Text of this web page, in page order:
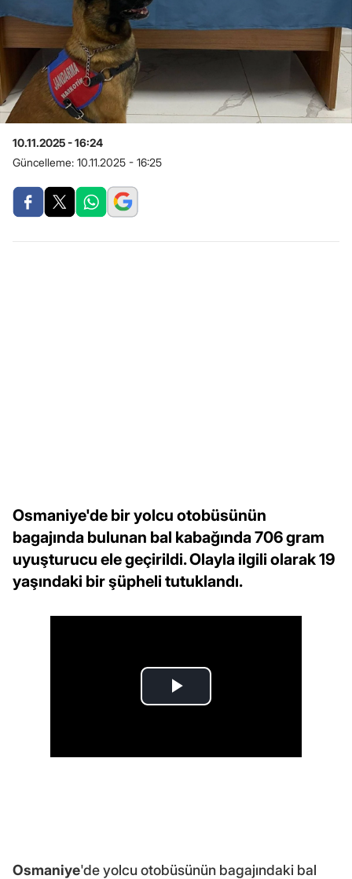
10.11.2025 - 16:24
Güncelleme: 10.11.2025 - 16:25
Osmaniye'de bir yolcu otobüsünün
bagajında bulunan bal kabağında 706 gram
uyuşturucu ele geçirildi. Olayla ilgili olarak 19
yaşındaki bir şüpheli tutuklandı.
Osmaniye'de yolcu otobüsünün bagajındaki bal